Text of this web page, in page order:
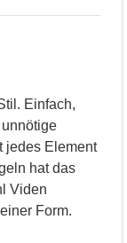
Einfach,
jedes Element
hat das
Viden
Form.